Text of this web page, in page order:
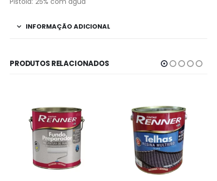
INFORMAÇÃO ADICIONAL
PRODUTOS RELACIONADOS